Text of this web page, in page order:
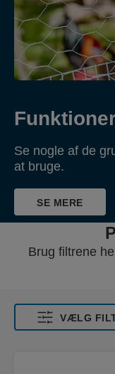
Se nogle af de
at bruge.
SE MERE
Brug filtrene
VÆLG